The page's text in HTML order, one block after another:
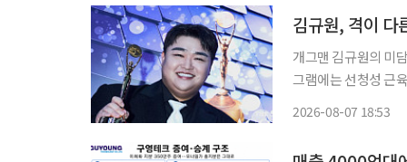
김규원, 격이
개그맨 김규원의 미담이 많은 이들
그램에는 선청성 근육
2026-08-07 18:53